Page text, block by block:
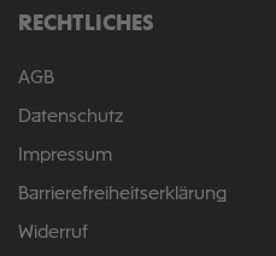
RECHTLICHES
AGB
Datenschutz
Impressum
Barrierefreiheitserklärung
Widerruf